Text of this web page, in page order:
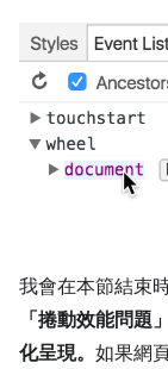
我會在本節結束
「捲動效能問題
化呈現。 如果網